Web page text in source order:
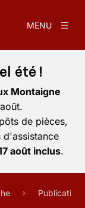
MENU
été !
Montaigne
de pièces,
d'assistance
août inclus.